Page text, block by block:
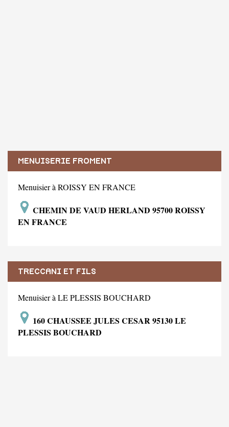
MENUISERIE FROMENT
Menuisier à ROISSY EN FRANCE
CHEMIN DE VAUD HERLAND 95700 ROISSY
EN FRANCE
TRECCANI ET FILS
Menuisier à LE PLESSIS BOUCHARD
160 CHAUSSEE JULES CESAR 95130 LE
PLESSIS BOUCHARD